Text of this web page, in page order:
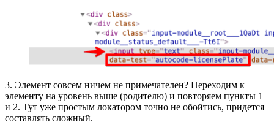
3. Элемент совсем ничем не примечателен? Переходим к
элементу на уровень выше (родителю) и повторяем пункты 1
и 2. Тут уже простым локатором точно не обойтись, придется
составлять сложный.